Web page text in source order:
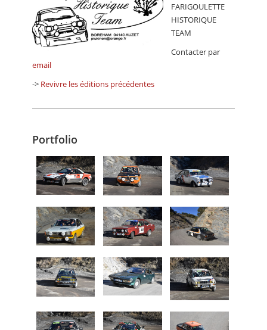
FARIGOULETTE
HISTORIQUE
TEAM
Contacter par
email
-> Revivre les éditions précédentes
Portfolio